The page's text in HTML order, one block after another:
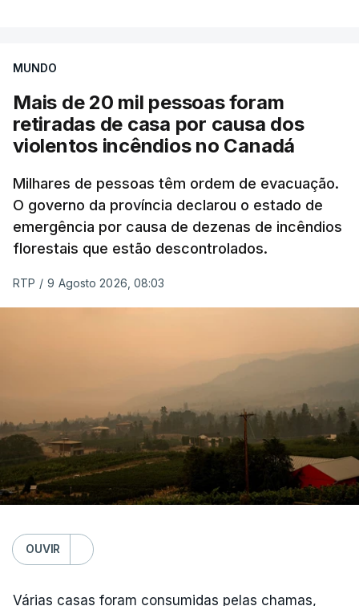
MUNDO
Mais de 20 mil pessoas foram
retiradas de casa por causa dos
violentos incêndios no Canadá
Milhares de pessoas têm ordem de evacuação.
O governo da província declarou o estado de
emergência por causa de dezenas de incêndios
florestais que estão descontrolados.
RTP / 9 Agosto 2026, 08:03
OUVIR
Várias casas foram consumidas pelas chamas,